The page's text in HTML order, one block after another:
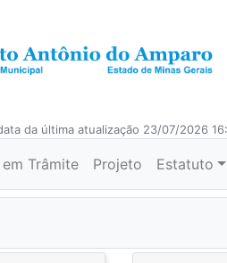
da última atualização 23/07/2026
Trâmite Projeto Estatuto